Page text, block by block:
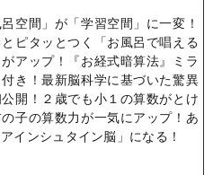
呂空間」が「学習空間」に一変！
ピタッとつく「お風呂で唱える
アップ！『お経式暗算法』ミラ
き！最新脳科学に基づいた驚異
開！２歳でも小１の算数がとけ
子の算数力が一気にアップ！あ
インシュタイン脳」になる！